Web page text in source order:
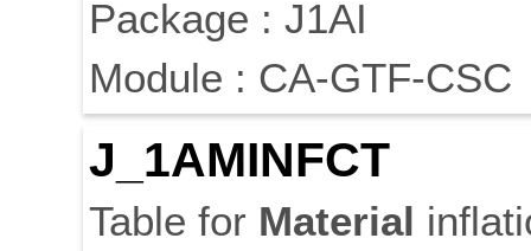
Package : J1AI
Module : CA-GTF-CSC
J_1AMINFCT
Table for Material